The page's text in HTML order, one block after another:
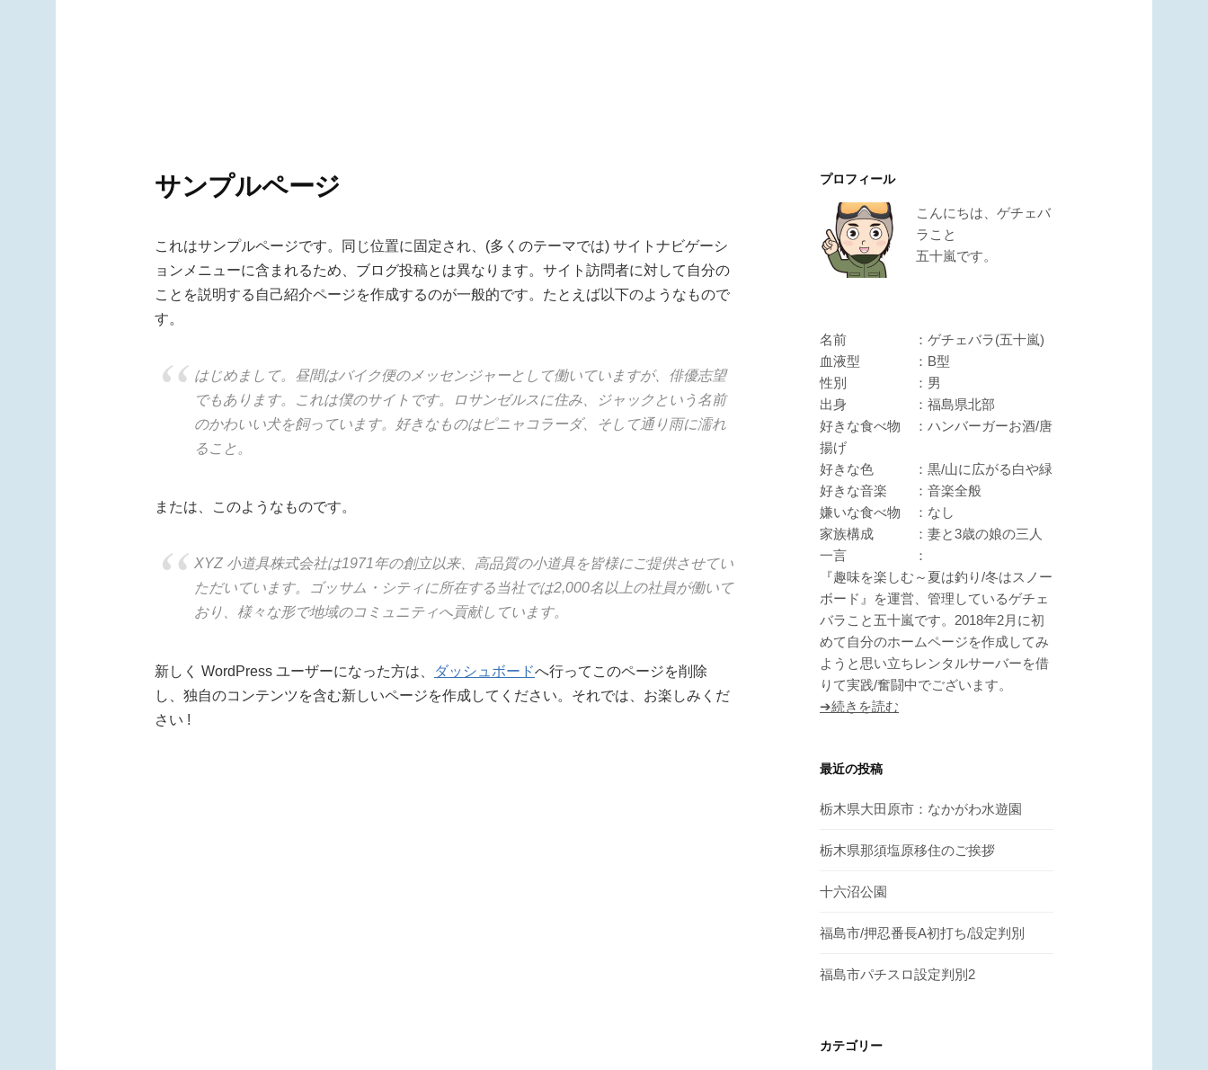
サンプルページ
これはサンプルページです。同じ位置に固定され、(多くのテーマでは) サイトナビゲーシ
ョンメニューに含まれるため、ブログ投稿とは異なります。サイト訪問者に対して自分の
ことを説明する自己紹介ページを作成するのが一般的です。たとえば以下のようなもので
す。
はじめまして。昼間はバイク便のメッセンジャーとして働いていますが、俳優志望
でもあります。これは僕のサイトです。ロサンゼルスに住み、ジャックという名前
のかわいい犬を飼っています。好きなものはピニャコラーダ、そして通り雨に濡れ
ること。
または、このようなものです。
XYZ 小道具株式会社は1971年の創立以来、高品質の小道具を皆様にご提供させてい
ただいています。ゴッサム・シティに所在する当社では2,000名以上の社員が働いて
おり、様々な形で地域のコミュニティへ貢献しています。
新しく WordPress ユーザーになった方は、 ダッシュボードへ行ってこのページを削除
し、独自のコンテンツを含む新しいページを作成してください。それでは、お楽しみくだ
さい !
プロフィール
こんにちは、ゲチェバ
ラこと
五十嵐です。
名前 ：ゲチェバラ(五十嵐)
血液型 ：B型
性別 ：男
出身 ：福島県北部
好きな食べ物 ：ハンバーガーお酒/唐
揚げ
好きな色 ：黒/山に広がる白や緑
好きな音楽 ：音楽全般
嫌いな食べ物 ：なし
家族構成 ：妻と3歳の娘の三人
一言 ：
『趣味を楽しむ～夏は釣り/冬はスノー
ボード』を運営、管理しているゲチェ
バラこと五十嵐です。2018年2月に初
めて自分のホームページを作成してみ
ようと思い立ちレンタルサーバーを借
りて実践/奮闘中でございます。
➔続きを読む
最近の投稿
栃木県大田原市：なかがわ水遊園
栃木県那須塩原移住のご挨拶
十六沼公園
福島市/押忍番長A初打ち/設定判別
福島市パチスロ設定判別2
カテゴリー